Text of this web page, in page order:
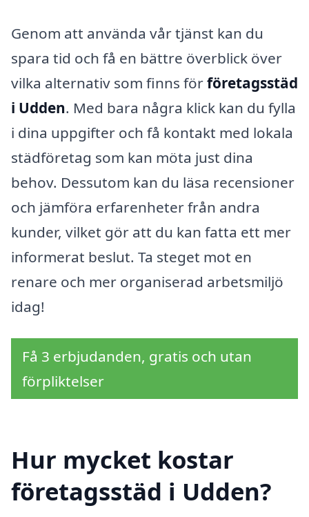
Genom att använda vår tjänst kan du
spara tid och få en bättre överblick över
vilka alternativ som finns förföretagsstäd
i Udden. Med bara några klick kan du fylla
i dina uppgifter och få kontakt med lokala
städföretag som kan möta just dina
behov. Dessutom kan du läsa recensioner
och jämföra erfarenheter från andra
kunder, vilket gör att du kan fatta ett mer
informerat beslut. Ta steget mot en
renare och mer organiserad arbetsmiljö
idag!
Få 3 erbjudanden, gratis och utan
förpliktelser
Hur mycket kostar
företagsstäd i Udden?